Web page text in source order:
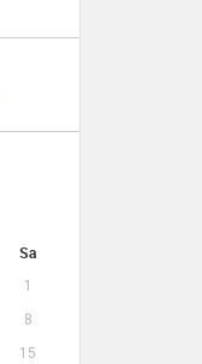
Sa
1
8
15